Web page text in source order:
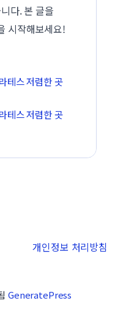
다. 본 글을
시작해보세요!
테스 저렴한 곳
테스 저렴한 곳
개인정보 처리방침
GeneratePress